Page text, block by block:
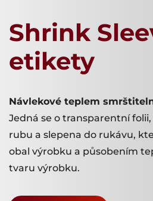
Shrink
etikety
Návlekové teplem
Jedná se o transparentní
rubu a slepena do rukávu,
obal výrobku a působením
tvaru výrobku.